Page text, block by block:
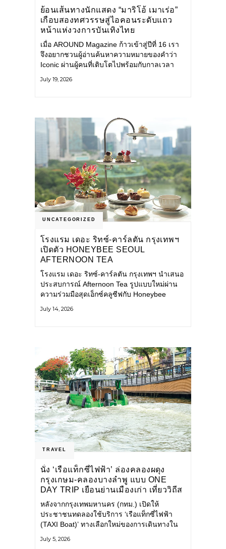
ย้อนเส้นทางนักแสดง “มาริโอ้ เมาเร่อ”
เกือบสองทศวรรษสู่ไอคอนระดับแถว
หน้าแห่งวงการบันเทิงไทย
เมื่อ AROUND Magazine ก้าวเข้าสู่ปีที่ 16 เรา
จึงอยากชวนผู้อ่านค้นหาความหมายของคำว่า
Iconic ผ่านผู้คนที่เติบโตไปพร้อมกับกาลเวลา
คือ มาริโอ้ เมาเร่อ
July 19, 2026
UNCATEGORIZED
โรงแรม เดอะ ริทซ์-คาร์ลตัน กรุงเทพฯ
เปิดตัว HONEYBEE SEOUL
AFTERNOON TEA
COLLABORATION ณ คาเลโอ
(CALEŌ) ชวนสัมผัสเสน่ห์ของขนม
หวานร่วมสมัยจากกรุงโซล
โรงแรม เดอะ ริทซ์-คาร์ลตัน กรุงเทพฯ นำเสนอ
ประสบการณ์ Afternoon Tea รูปแบบใหม่ผ่าน
ความร่วมมือสุดเอ็กซ์คลูซีฟกับ Honeybee
ดังจากกรุงโซล นำโดยเชฟอึนจอง
July 14, 2026
TRAVEL
นั่ง ‘เรือแท็กซี่ไฟฟ้า’ ล่องคลองผดุง
กรุงเกษม-คลองบางลำพู แบบ ONE
DAY TRIP เยือนย่านเมืองเก่า เที่ยววิถีส
โลว์ไลฟ์แบบรักษ์โลก
หลังจากกรุงเทพมหานคร (กทม.) เปิดให้
ประชาชนทดลองใช้บริการ ‘เรือแท็กซี่ไฟฟ้า
(TAXI Boat)’ ทางเลือกใหม่ของการเดินทางใน
แวดล้อม ผ่านแอปพลิเคชัน MuvMi (มูฟมี)
July 5, 2026